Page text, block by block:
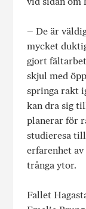
– De är
mycket
gjort
skjul med
springa rakt
kan dra sig
planerar för
studieresa
erfarenhet
trånga ytor.
Fallet